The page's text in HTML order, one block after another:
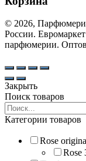
© 2026,
России.
парфюмерии.
Закрыть
Поиск товаров
Search
products:
Категории товаров
Rose
Rose